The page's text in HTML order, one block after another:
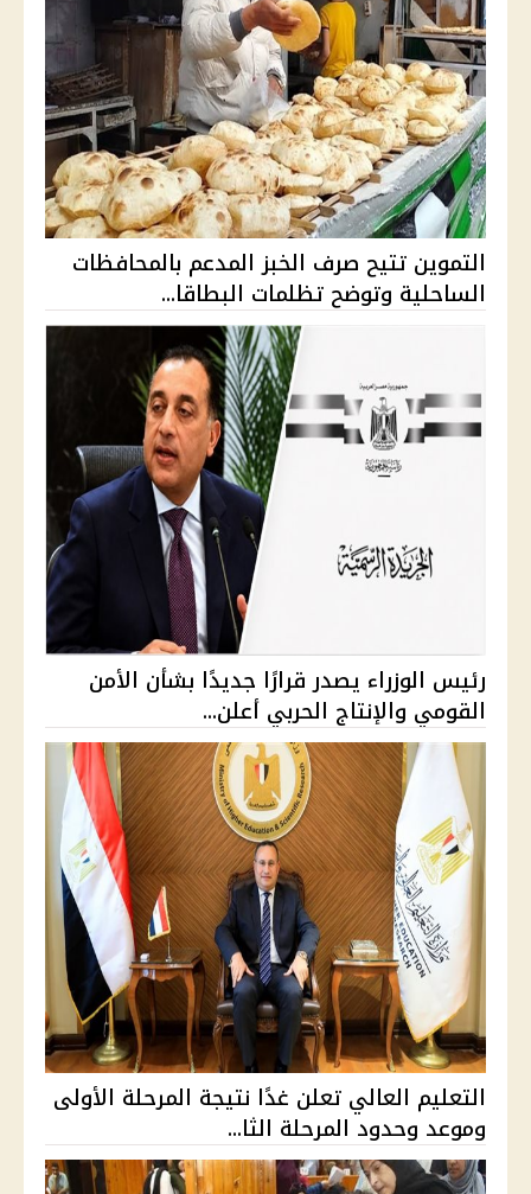
التموين تتيح صرف الخبز المدعم بالمحافظات
الساحلية وتوضح تظلمات البطاقا...
رئيس الوزراء يصدر قرارًا جديدًا بشأن الأمن
القومي والإنتاج الحربي أعلن...
التعليم العالي تعلن غدًا نتيجة المرحلة الأولى
وموعد وحدود المرحلة الثا...